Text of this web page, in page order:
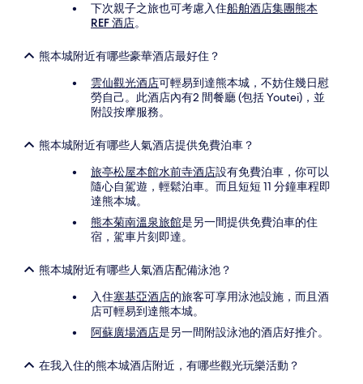
下次親子之旅也可考慮入住船舶酒店集團熊本
REF 酒店。
熊本城附近有哪些豪華酒店最好住？
雲仙觀光酒店可輕易到達熊本城，不妨住幾日慰
勞自己。此酒店內有2 間餐廳 (包括 Youtei)，並
附設按摩服務。
熊本城附近有哪些人氣酒店提供免費泊車？
旅亭松屋本館水前寺酒店設有免費泊車，你可以
隨心自駕遊，輕鬆泊車。而且短短 11 分鐘車程即
達熊本城。
熊本菊南溫泉旅館是另一間提供免費泊車的住
宿，駕車片刻即達。
熊本城附近有哪些人氣酒店配備泳池？
入住塞基亞酒店的旅客可享用泳池設施，而且酒
店可輕易到達熊本城。
阿蘇廣場酒店是另一間附設泳池的酒店好推介。
在我入住的熊本城酒店附近，有哪些觀光玩樂活動？